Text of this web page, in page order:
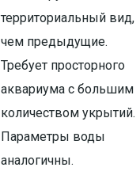
территориальный вид,
чем предыдущие.
Требует просторного
аквариума с большим
количеством укрытий.
Параметры воды
аналогичны.